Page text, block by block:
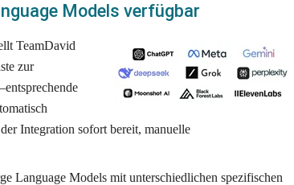
Models verfügbar
TeamDavid
zur
Integration sofort bereit, manuelle
Language Models mit unterschiedlichen spezifischen